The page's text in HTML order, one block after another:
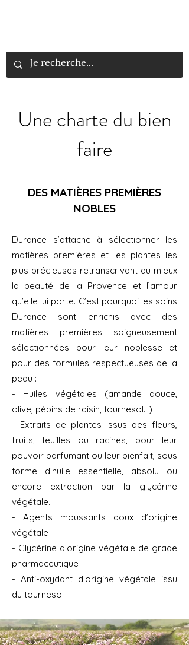
Une charte du bien
faire
DES MATIÈRES PREMIÈRES
NOBLES
Durance s’attache à sélectionner les
matières premières et les plantes les
plus précieuses retranscrivant au mieux
la beauté de la Provence et l’amour
qu’elle lui porte. C’est pourquoi les soins
Durance sont enrichis avec des
matières premières soigneusement
sélectionnées pour leur noblesse et
pour des formules respectueuses de la
peau :
- Huiles végétales (amande douce,
olive, pépins de raisin, tournesol…)
- Extraits de plantes issus des fleurs,
fruits, feuilles ou racines, pour leur
pouvoir parfumant ou leur bienfait, sous
forme d’huile essentielle, absolu ou
encore extraction par la glycérine
végétale…
- Agents moussants doux d’origine
végétale
- Glycérine d’origine végétale de grade
pharmaceutique
- Anti-oxydant d’origine végétale issu
du tournesol